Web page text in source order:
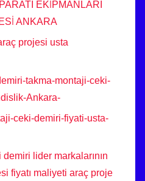
EKİPMANLARI
ANKARA
projesi usta
takma-montaji-ceki-
Ankara-
ceki-demiri-fiyati-usta-
lider markalarının
fiyatı maliyeti araç proje